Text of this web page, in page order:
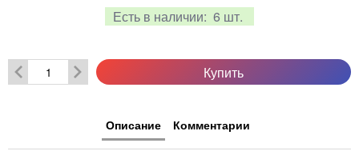
Есть в наличии: 6 шт.
Купить
Описание Комментарии